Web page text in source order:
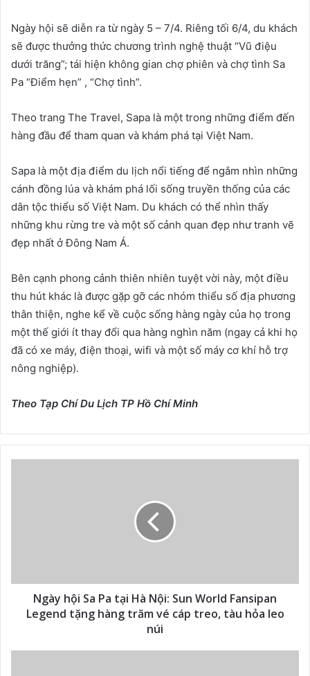
Ngày hội sẽ diễn ra từ ngày 5 – 7/4. Riêng tối 6/4, du khách
sẽ được thưởng thức chương trình nghệ thuật “Vũ điệu
dưới trăng”; tái hiện không gian chợ phiên và chợ tình Sa
Pa “Điểm hẹn” , “Chợ tình”.
Theo trang The Travel, Sapa là một trong những điểm đến
hàng đầu để tham quan và khám phá tại Việt Nam.
Sapa là một địa điểm du lịch nổi tiếng để ngắm nhìn những
cánh đồng lúa và khám phá lối sống truyền thống của các
dân tộc thiểu số Việt Nam. Du khách có thể nhìn thấy
những khu rừng tre và một số cảnh quan đẹp như tranh vẽ
đẹp nhất ở Đông Nam Á.
Bên cạnh phong cảnh thiên nhiên tuyệt vời này, một điều
thu hút khác là được gặp gỡ các nhóm thiểu số địa phương
thân thiện, nghe kể về cuộc sống hàng ngày của họ trong
một thế giới ít thay đổi qua hàng nghìn năm (ngay cả khi họ
đã có xe máy, điện thoại, wifi và một số máy cơ khí hỗ trợ
nông nghiệp).
Theo Tạp Chí Du Lịch TP Hồ Chí Minh
Ngày hội Sa Pa tại Hà Nội: Sun World Fansipan
Legend tặng hàng trăm vé cáp treo, tàu hỏa leo
núi